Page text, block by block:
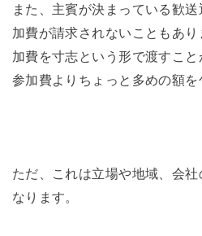
また、主賓が決まっている歓
加費が請求されないこともあ
加費を寸志という形で渡すこ
参加費よりちょっと多めの額を
ただ、これは立場や地域、会
なります。